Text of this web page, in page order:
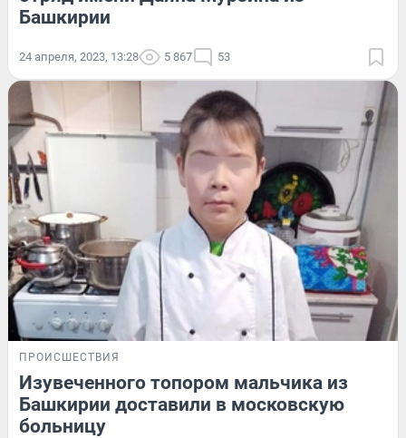
Башкирии
24 апреля, 2023, 13:28 5 867 53
ПРОИСШЕСТВИЯ
Изувеченного топором мальчика из
Башкирии доставили в московскую
больницу